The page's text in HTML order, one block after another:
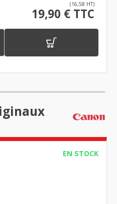
(16,58 HT)
19,90 € TTC
EN STOCK